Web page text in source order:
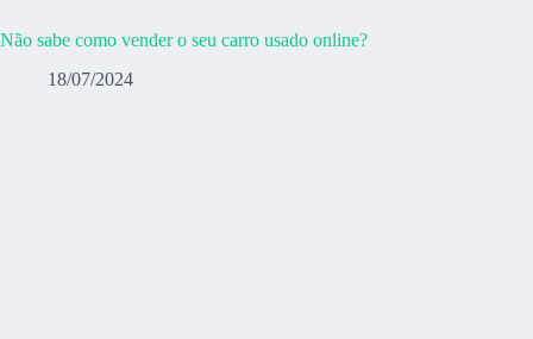
Não sabe como vender o seu carro usado online?
18/07/2024